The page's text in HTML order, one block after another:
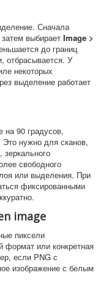
Сначала
выбирает Image >
до границ
отбрасывается. У
некоторых
выделение работает
на 90 градусов,
Это нужно для сканов,
свободного
или выделения. При
фиксированными
image
пиксели
формат или конкретная
если PNG с
изображение с белым